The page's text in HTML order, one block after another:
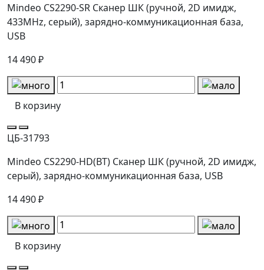
Mindeo CS2290-SR Сканер ШК (ручной, 2D имидж,
433MHz, серый), зарядно-коммуникационная база,
USB
14 490 ₽
В корзину
ЦБ-31793
Mindeo CS2290-HD(BT) Сканер ШК (ручной, 2D имидж,
серый), зарядно-коммуникационная база, USB
14 490 ₽
В корзину